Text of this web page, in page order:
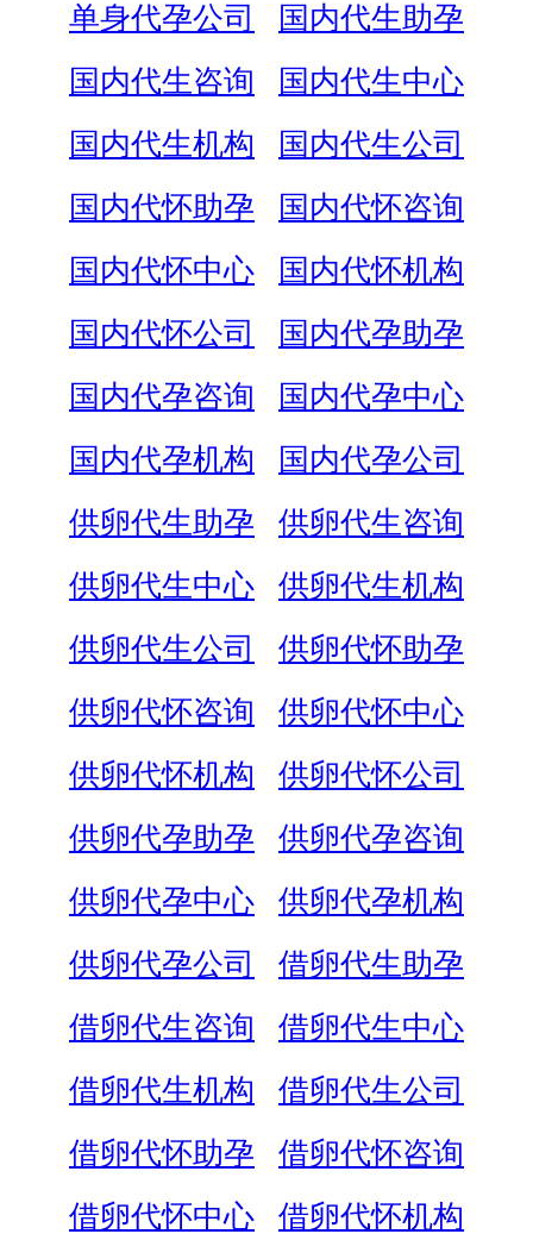
单身代孕公司
国内代生助孕
国内代生咨询
国内代生中心
国内代生机构
国内代生公司
国内代怀助孕
国内代怀咨询
国内代怀中心
国内代怀机构
国内代怀公司
国内代孕助孕
国内代孕咨询
国内代孕中心
国内代孕机构
国内代孕公司
供卵代生助孕
供卵代生咨询
供卵代生中心
供卵代生机构
供卵代生公司
供卵代怀助孕
供卵代怀咨询
供卵代怀中心
供卵代怀机构
供卵代怀公司
供卵代孕助孕
供卵代孕咨询
供卵代孕中心
供卵代孕机构
供卵代孕公司
借卵代生助孕
借卵代生咨询
借卵代生中心
借卵代生机构
借卵代生公司
借卵代怀助孕
借卵代怀咨询
借卵代怀中心
借卵代怀机构